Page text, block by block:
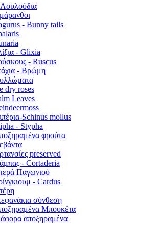
- Bunny tails
- Glixia
- Ruscus
- Βρώμη
dry roses
Leaves
Schinus mollus
- Stypha
φρούτα
preserved
- Cortaderia
Παγωνιού
- Cardus
σύνθεση
Μπουκέτα
αποξηραμένα